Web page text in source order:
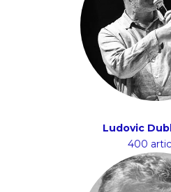
Ludovic
400